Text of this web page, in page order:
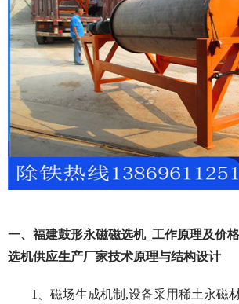
一、福建鼓形永磁磁选机_工作原理及价
选机供应生产厂家技术原理与结构设计
1、磁场生成机制,设备采用稀土永磁